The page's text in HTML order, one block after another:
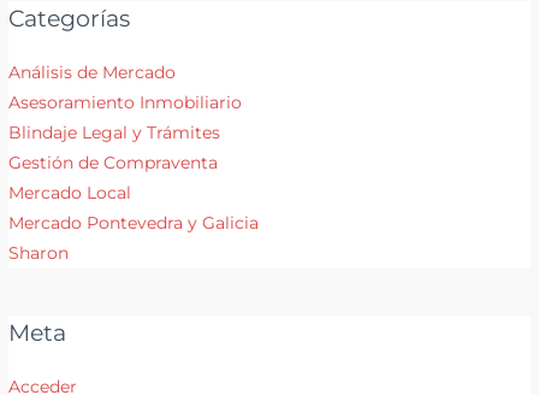
Categorías
Análisis de Mercado
Asesoramiento Inmobiliario
Blindaje Legal y Trámites
Gestión de Compraventa
Mercado Local
Mercado Pontevedra y Galicia
Sharon
Meta
Acceder